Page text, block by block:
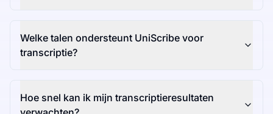
Welke talen ondersteunt UniScribe voor
transcriptie?
Hoe snel kan ik mijn transcriptieresultaten